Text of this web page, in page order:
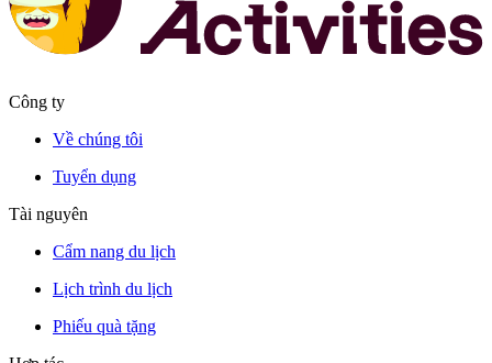
Công ty
Về chúng tôi
Tuyển dụng
Tài nguyên
Cẩm nang du lịch
Lịch trình du lịch
Phiếu quà tặng